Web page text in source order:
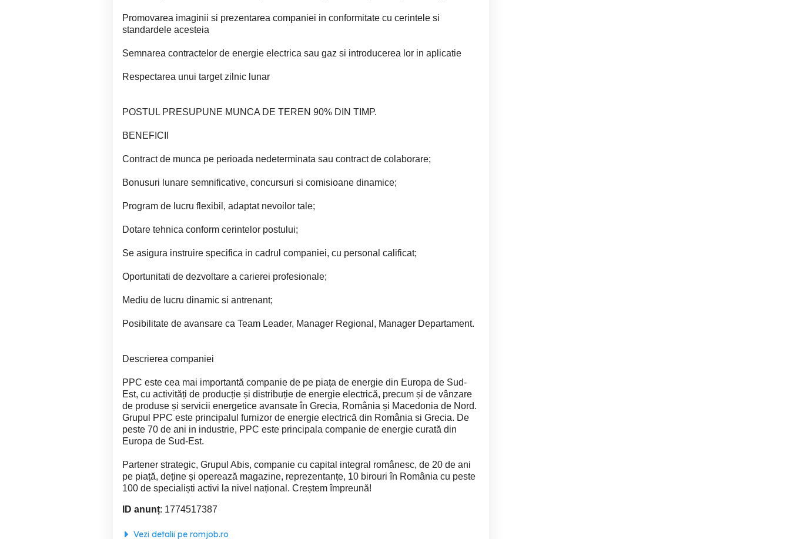
Promovarea imaginii si prezentarea companiei in conformitate cu cerintele si
standardele acesteia
Semnarea contractelor de energie electrica sau gaz si introducerea lor in aplicatie
Respectarea unui target zilnic lunar
POSTUL PRESUPUNE MUNCA DE TEREN 90% DIN TIMP.
BENEFICII
Contract de munca pe perioada nedeterminata sau contract de colaborare;
Bonusuri lunare semnificative, concursuri si comisioane dinamice;
Program de lucru flexibil, adaptat nevoilor tale;
Dotare tehnica conform cerintelor postului;
Se asigura instruire specifica in cadrul companiei, cu personal calificat;
Oportunitati de dezvoltare a carierei profesionale;
Mediu de lucru dinamic si antrenant;
Posibilitate de avansare ca Team Leader, Manager Regional, Manager Departament.
Descrierea companiei
PPC este cea mai importantă companie de pe piața de energie din Europa de Sud-
Est, cu activități de producție și distribuție de energie electrică, precum și de vânzare
de produse și servicii energetice avansate în Grecia, România și Macedonia de Nord.
Grupul PPC este principalul furnizor de energie electrică din România si Grecia. De
peste 70 de ani in industrie, PPC este principala companie de energie curată din
Europa de Sud-Est.
Partener strategic, Grupul Abis, companie cu capital integral românesc, de 20 de ani
pe piață, deține și operează magazine, reprezentanțe, 10 birouri în România cu peste
100 de specialiști activi la nivel național. Creștem împreună!
ID anunț: 1774517387
Vezi detalii pe romjob.ro